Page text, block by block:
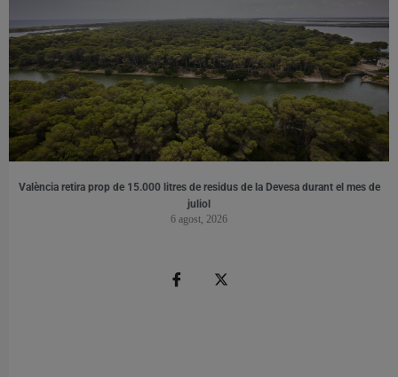
València retira prop de 15.000 litres de residus de la Devesa durant el mes de
juliol
6 agost, 2026